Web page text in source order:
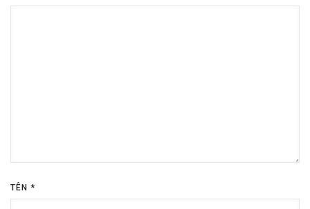
TÊN *